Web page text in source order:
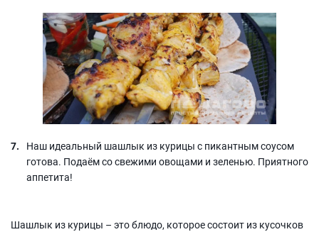
Наш идеальный шашлык из курицы с пикантным соусом
готова. Подаём со свежими овощами и зеленью. Приятного
аппетита!
Шашлык из курицы – это блюдо, которое состоит из кусочков